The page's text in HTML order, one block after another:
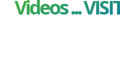
Videos ...